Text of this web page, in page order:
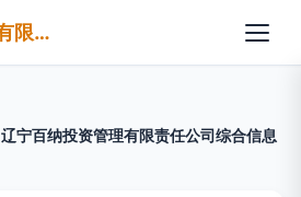
深圳麦穗网络技术有限公司
辽宁百纳投资管理有限责任公司综合信息